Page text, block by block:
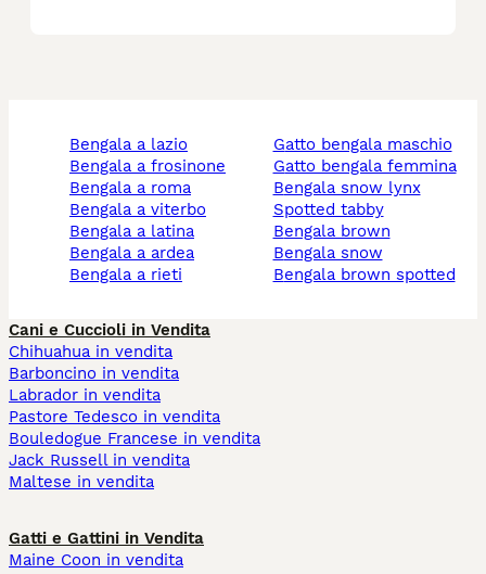
bengala a lazio
bengala a frosinone
bengala a roma
bengala a viterbo
bengala a latina
bengala a ardea
bengala a rieti
gatto bengala maschio
gatto bengala femmina
bengala snow lynx
spotted tabby
bengala brown
bengala snow
bengala brown spotted
Cani e Cuccioli in Vendita
Chihuahua in vendita
Barboncino in vendita
Labrador in vendita
Pastore Tedesco in vendita
Bouledogue Francese in vendita
Jack Russell in vendita
Maltese in vendita
Gatti e Gattini in Vendita
Maine Coon in vendita